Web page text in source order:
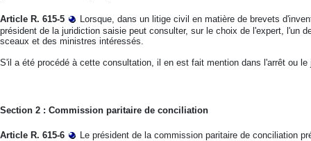
Article R. 615-5
Lorsque, dans un litige civil en matière de brevets
président de la juridiction saisie peut consulter, sur le choix de l'expert, l'un
sceaux et des ministres intéressés.
S'il a été procédé à cette consultation, il en est fait mention dans l'arrêt ou le
Section 2 : Commission paritaire de conciliation
Article R. 615-6
Le président de la commission paritaire de conciliation